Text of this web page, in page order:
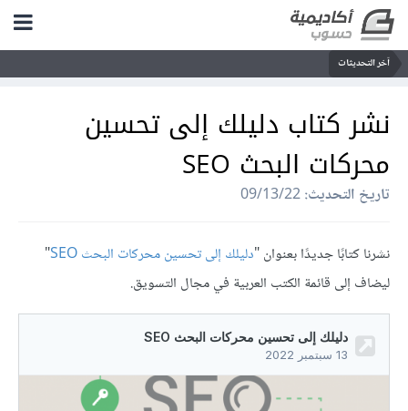
آخر التحديثات
نشر كتاب دليلك إلى تحسين
محركات البحث SEO
تاريخ التحديث:
نشرنا كتابًا جديدًا بعنوان "دليلك إلى تحسين محركات البحث SEO
"
ليضاف إلى قائمة الكتب العربية في مجال التسويق.